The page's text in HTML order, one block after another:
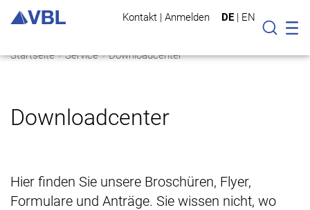
Kontakt | Anmelden DE | EN
Suche
Startseite Service Downloadcenter
Downloadcenter
Hier finden Sie unsere Broschüren, Flyer,
Formulare und Anträge. Sie wissen nicht, wo